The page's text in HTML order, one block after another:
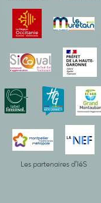
Les partenaires d’IéS